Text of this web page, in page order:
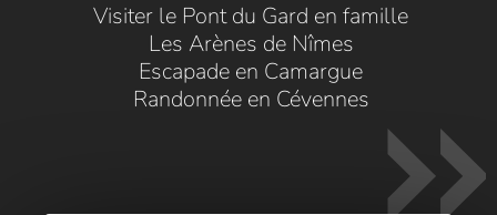
Visiter le Pont du Gard en famille
Les Arènes de Nîmes
Escapade en Camargue
Randonnée en Cévennes